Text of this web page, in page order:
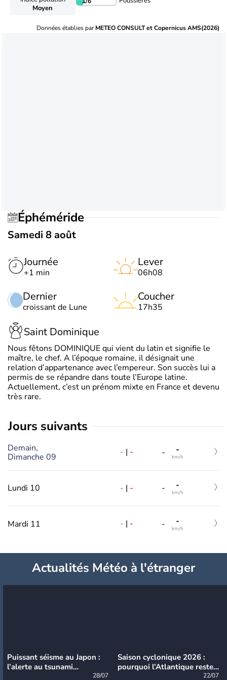
Moyen
Données établies parMETEO CONSULT et Copernicus AMS(2026)
Éphéméride
Samedi 8 août
Journée
+1 min
Dernier
croissant de Lune
Lever
06h08
Coucher
17h35
Saint Dominique
Nous fêtons DOMINIQUE qui vient du latin et signifie le
maître, le chef. A l’époque romaine, il désignait une
relation d’appartenance avec l’empereur. Son succès lui a
permis de se répandre dans toute l’Europe latine.
Actuellement, c’est un prénom mixte en France et devenu
très rare.
jours suivants
Demain,
Dimanche 09
- | - - -
km/h
Lundi 10 - | - - -
km/h
Mardi 11 - | - - -
km/h
Actualités Météo à l'étranger
Puissant séisme au Japon :
l’alerte au tsunami
28/07
Saison cyclonique 2026 :
pourquoi l’Atlantique reste
22/07